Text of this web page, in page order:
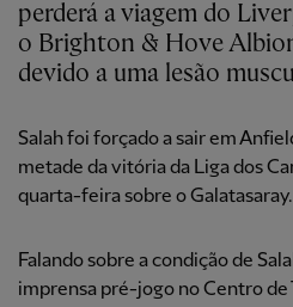
perderá a viagem do
o Brighton & Hove
devido a uma lesão
Salah foi forçado a sair em
metade da vitória da Liga dos
quarta-feira sobre o Galatasaray.
Falando sobre a condição de
imprensa pré-jogo no Centro de